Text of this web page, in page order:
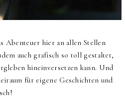
Abenteuer hier an allen Stellen
auch grafisch so toll gestaltet,
hineinversetzen kann. Und
für eigene Geschichten und